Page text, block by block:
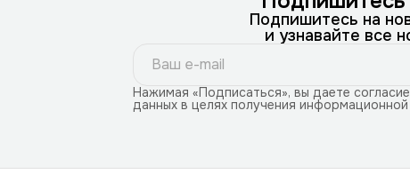
Подпишитесь на
и узнавайте все
Нажимая «Подписаться», вы даете
данных в целях получения